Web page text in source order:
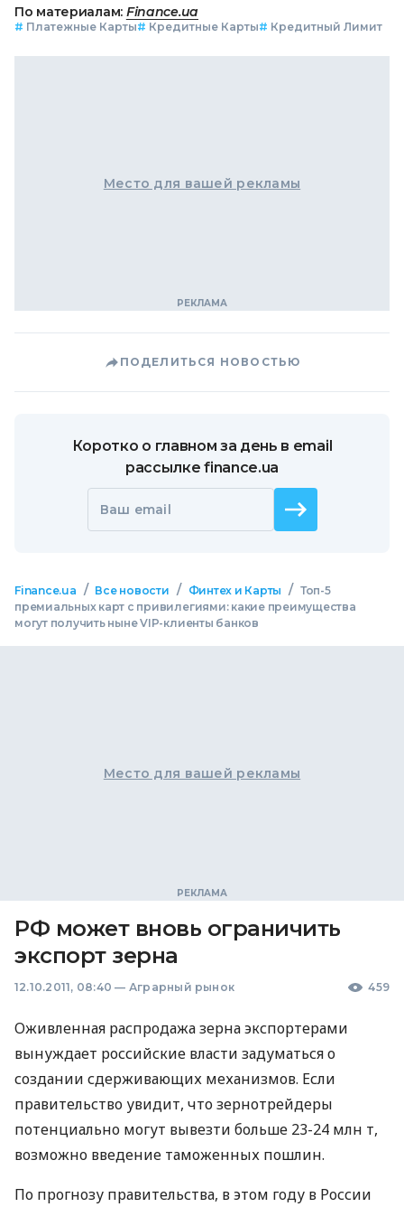
По материалам: Finance.ua
# Платежные Карты# Кредитные Карты# Кредитный Лимит
Место для вашей рекламы
ПОДЕЛИТЬСЯ НОВОСТЬЮ
Коротко о главном за день в email
рассылке finance.ua
Ваш email
Finance.ua / Все новости / Финтех и Карты / Топ-5
премиальных карт с привилегиями: какие преимущества
могут получить ныне VIP-клиенты банков
Место для вашей рекламы
РФ может вновь ограничить
экспорт зерна
12.10.2011, 08:40 — Аграрный рынок 459
Оживленная распродажа зерна экспортерами
вынуждает российские власти задуматься о
создании сдерживающих механизмов. Если
правительство увидит, что зернотрейдеры
потенциально могут вывезти больше 23-24 млн т,
возможно введение таможенных пошлин.
По прогнозу правительства, в этом году в России